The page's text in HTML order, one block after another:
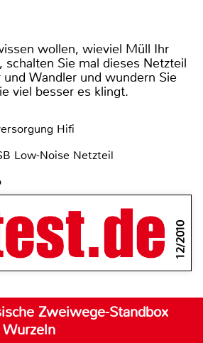
wollen, wieviel Müll Ihr
schalten Sie mal dieses Netzteil
Wandler und wundern Sie
viel besser es klingt.
Hifi
Low-Noise Netzteil
12/2010
Zweiwege-Standbox